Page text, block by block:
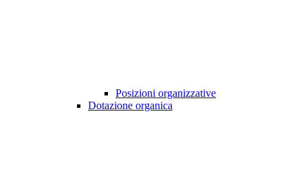
Posizioni organizzative
Dotazione organica